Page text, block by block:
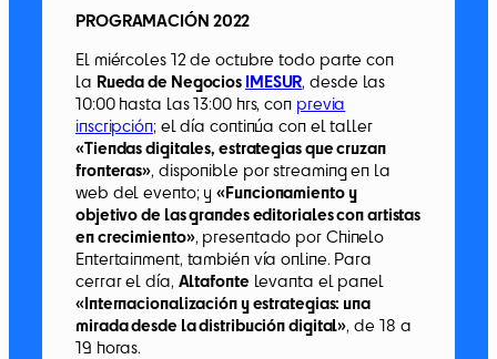
PROGRAMACIÓN 2022
El miércoles 12 de octubre todo parte con
la Rueda de Negocios IMESUR, desde las
10:00 hasta las 13:00 hrs, con previa
inscripción; el día continúa con el taller
«Tiendas digitales, estrategias que cruzan
fronteras», disponible por streaming en la
web del evento; y«Funcionamiento y
objetivo de las grandes editoriales con artistas
en crecimiento», presentado por Chinelo
Entertainment, también vía online. Para
cerrar el día, Altafonte levanta el panel
«Internacionalización y estrategias: una
mirada desde la distribución digital», de 18 a
19 horas.